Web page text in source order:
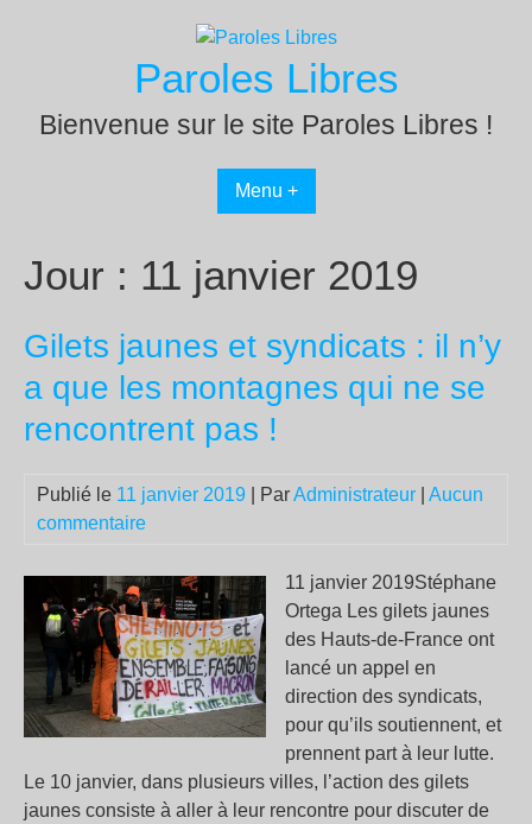
Paroles Libres
Bienvenue sur le site Paroles Libres !
Menu +
Jour : 11 janvier 2019
Gilets jaunes et syndicats : il n’y
a que les montagnes qui ne se
rencontrent pas !
Publié le 11 janvier 2019 | ParAdministrateur
Aucun
commentaire
11 janvier 2019Stéphane
Ortega Les gilets jaunes
des Hauts-de-France ont
lancé un appel en
direction des syndicats,
pour qu’ils soutiennent, et
prennent part à leur lutte.
Le 10 janvier, dans plusieurs villes, l’action des gilets
jaunes consiste à aller à leur rencontre pour discuter de